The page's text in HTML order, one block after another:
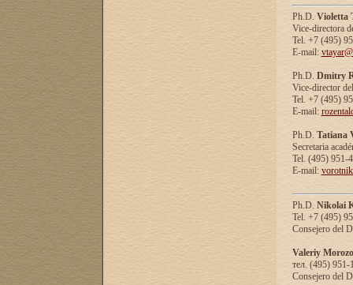
Ph.D. Violetta
Vice-directora
Tel. +7 (495)
E-mail:
Ph.D. Dmitry
Vice-director
Tel. +7 (495)
E-mail:
Ph.D. Tatiana
Secretaria
Tel. (495) 951-
E-mail:
Ph.D. Nikolai
Tel. +7 (495)
Consejero del
Valeriy
тел. (495) 951-
Consejero del